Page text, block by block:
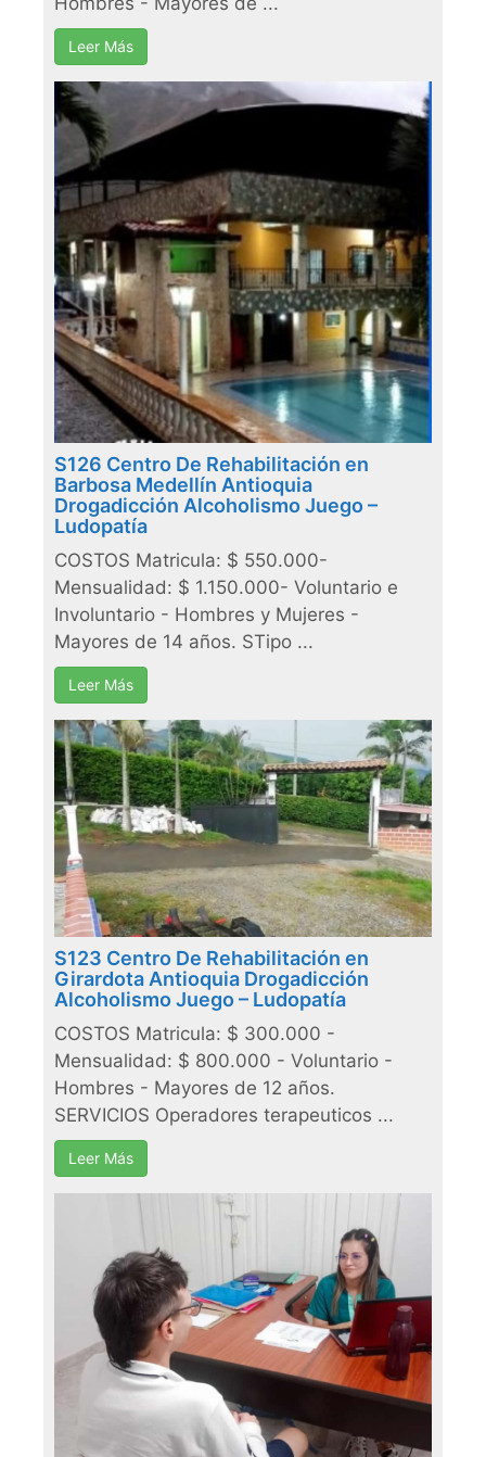
Leer Más
S126 Centro De Rehabilitación en
Barbosa Medellín Antioquia
Drogadicción Alcoholismo Juego –
Ludopatía
COSTOS Matricula: $ 550.000-
Mensualidad: $ 1.150.000- Voluntario e
Involuntario - Hombres y Mujeres -
Mayores de 14 años. STipo ...
Leer Más
S123 Centro De Rehabilitación en
Girardota Antioquia Drogadicción
Alcoholismo Juego – Ludopatía
COSTOS Matricula: $ 300.000 -
Mensualidad: $ 800.000 - Voluntario -
Hombres - Mayores de 12 años.
SERVICIOS Operadores terapeuticos ...
Leer Más